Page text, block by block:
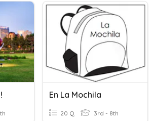
En La Mochila
20 Q 3rd - 8th